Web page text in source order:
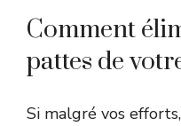
Comment
pattes de
Si malgré vos